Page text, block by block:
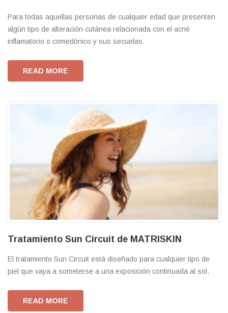
Para todas aquellas personas de cualquier edad que presenten
algún tipo de alteración cutánea relacionada con el acné
inflamatorio o comedónico y sus secuelas.
READ MORE
Tratamiento Sun Circuit de MATRISKIN
El tratamiento Sun Circuit está diseñado para cualquier tipo de
piel que vaya a someterse a una exposición continuada al sol.
READ MORE